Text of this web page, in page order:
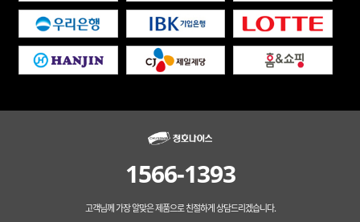
1566-1393
고객님께 가장 알맞은 제품으로 친절하게 상담드리겠습니다.